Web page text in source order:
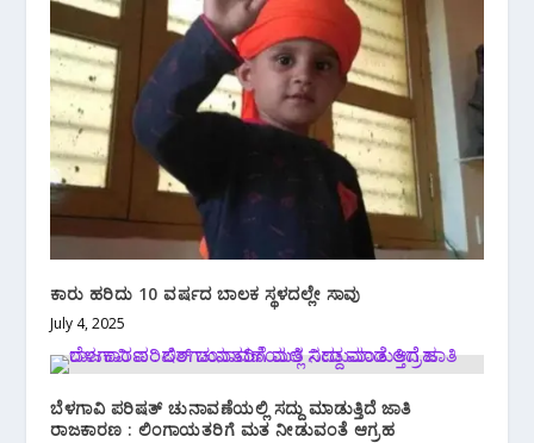
ಕಾರು ಹರಿದು 10 ವರ್ಷದ ಬಾಲಕ ಸ್ಥಳದಲ್ಲೇ ಸಾವು
July 4, 2025
ಬೆಳಗಾವಿ ಪರಿಷತ್ ಚುನಾವಣೆಯಲ್ಲಿ ಸದ್ದು ಮಾಡುತ್ತಿದೆ ಜಾತಿ
ರಾಜಕಾರಣ : ಲಿಂಗಾಯತರಿಗೆ ಮತ ನೀಡುವಂತೆ ಆಗ್ರಹ